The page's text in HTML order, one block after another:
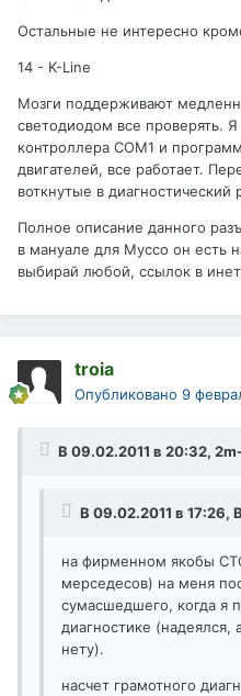
Остальные не интересно
14 - K-Line
Мозги поддерживают
светодиодом все проверять.
контроллера СОМ1 и
двигателей, все работает.
воткнутые в диагностический
Полное описание данного
в мануале для Муссо он есть
выбирай любой, ссылок в
troia
Опубликовано 9
В 09.02.2011 в 20:32,
В 09.02.2011 в 17:26,
на фирменном якобы
мерседесов) на меня
сумасшедшего, когда я
диагностике (надеялся,
нету).
насчет грамотного